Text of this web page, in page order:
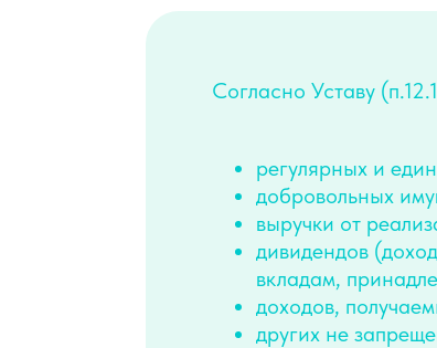
Согласно Уставу
регулярных и
добровольных
выручки от
дивидендов
вкладам,
доходов,
других не